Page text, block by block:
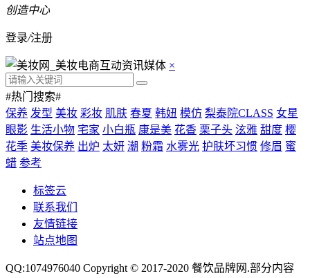
创造中心
登录/注册
×
#热门搜索#
保养 发型 美妆 彩妆 肌肤 春夏 韩妞 模仿 梨泰院CLASS 女星
眼影 生活小物 宅家 小白瓶 康是美 花香 栗子头 泫雅 甜度 樱
花季 美妆保养 出炉 太妍 潮 粉霜 水雾光 护肤坏习惯 修眉 蜜
蜡 参考
标签云
联系我们
友情链接
站点地图
QQ:1074976040 Copyright © 2017-2020 餐饮品牌网 .部分内容